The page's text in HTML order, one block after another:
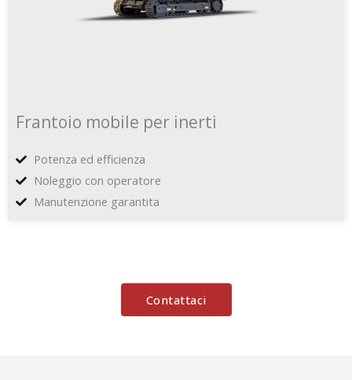
Frantoio mobile per inerti
Potenza ed efficienza
Noleggio con operatore
Manutenzione garantita
Contattaci